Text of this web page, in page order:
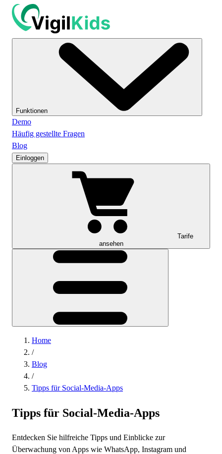
Funktionen
Demo
Häufig gestellte Fragen
Blog
Einloggen
Tarife
ansehen
Home
/
Blog
/
Tipps für Social-Media-Apps
Tipps für Social-Media-Apps
Entdecken Sie hilfreiche Tipps und Einblicke zur
Überwachung von Apps wie WhatsApp, Instagram und